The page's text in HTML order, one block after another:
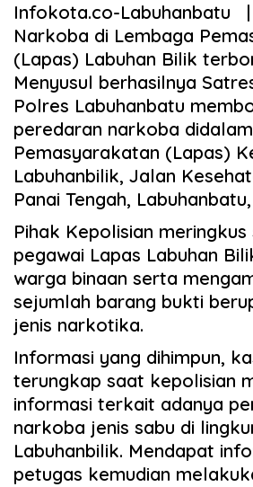
Infokota.co-Labuhanbatu |
Narkoba di Lembaga
(Lapas) Labuhan Bilik
Menyusul berhasilnya
Polres Labuhanbatu
peredaran narkoba
Pemasyarakatan (Lapas)
Labuhanbilik, Jalan
Panai Tengah,
Pihak Kepolisian
pegawai Lapas Labuhan
warga binaan serta
sejumlah barang bukti
jenis narkotika.
Informasi yang dihimpun,
terungkap saat kepolisian
informasi terkait adanya
narkoba jenis sabu di
Labuhanbilik. Mendapat
petugas kemudian